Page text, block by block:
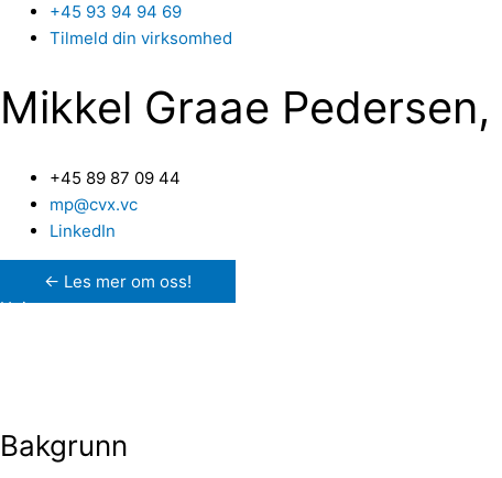
+45 93 94 94 69
Tilmeld din virksomhed
Mikkel Graae
+45 89 87 09 44
mp@cvx.vc
LinkedIn
← Les mer om oss!
Hei,
Bakgrunn